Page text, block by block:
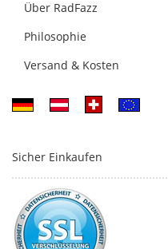
Über RadFazz
Philosophie
Versand & Kosten
Sicher Einkaufen